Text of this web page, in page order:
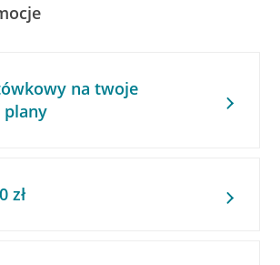
na twoje
plany
zł